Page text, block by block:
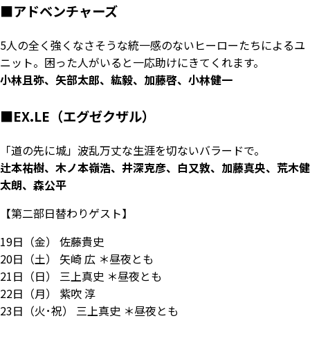
■アドベンチャーズ
5人の全く強くなさそうな統一感のないヒーローたちによるユ
ニット。困った人がいると一応助けにきてくれます。
小林且弥、矢部太郎、紘毅、加藤啓、小林健一
■EX.LE（エグゼクザル）
「道の先に城」波乱万丈な生涯を切ないバラードで。
辻本祐樹、木ノ本嶺浩、井深克彦、白又敦、加藤真央、荒木健
太朗、森公平
【第二部日替わりゲスト】
19日（金） 佐藤貴史
20日（土） 矢崎 広 ＊昼夜とも
21日（日） 三上真史 ＊昼夜とも
22日（月） 紫吹 淳
23日（火･祝） 三上真史 ＊昼夜とも